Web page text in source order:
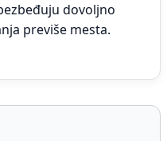
dovoljno
previše mesta.